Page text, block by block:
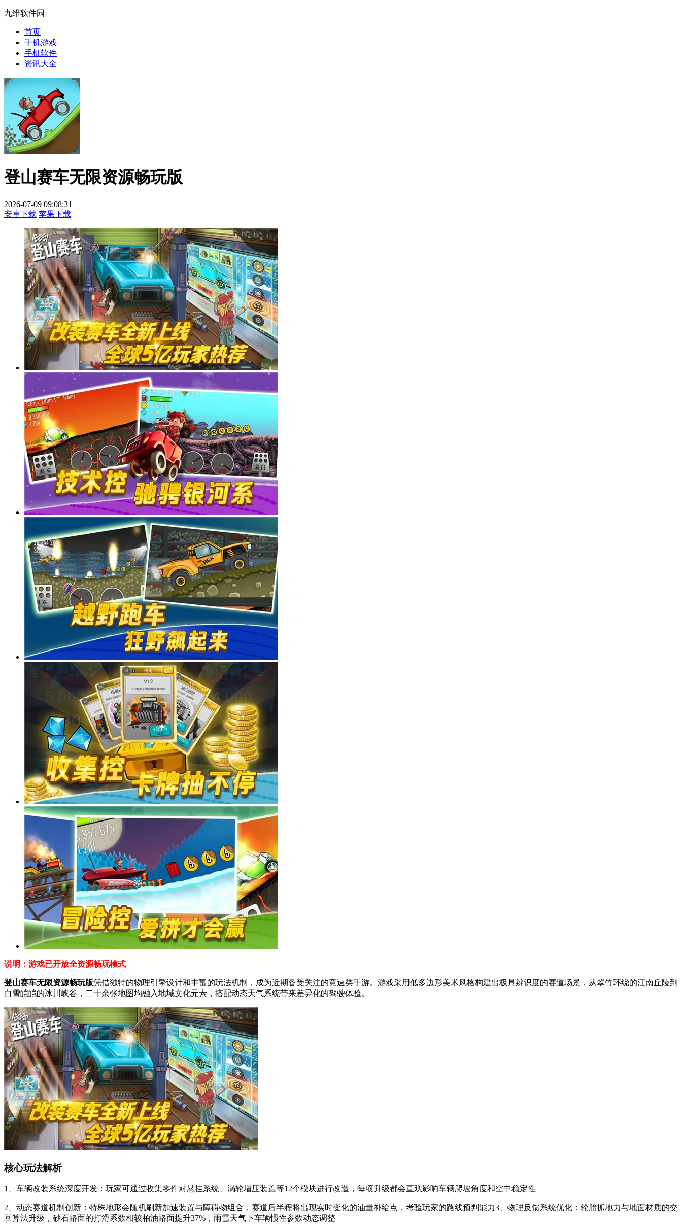
九维软件园
首页
手机游戏
手机软件
资讯大全
登山赛车无限资源畅玩版
2026-07-09 09:08:31
安卓下载 苹果下载
说明：游戏已开放全资源畅玩模式
登山赛车无限资源畅玩版凭借独特的物理引擎设计和丰富的玩法机制，成为近期备受关注的竞速类手游。游戏采用低多边形美术风格构建出极具辨识度的赛道场景，从翠竹环绕的江南丘陵到
白雪皑皑的冰川峡谷，二十余张地图均融入地域文化元素，搭配动态天气系统带来差异化的驾驶体验。
核心玩法解析
1、车辆改装系统深度开发：玩家可通过收集零件对悬挂系统、涡轮增压装置等12个模块进行改造，每项升级都会直观影响车辆爬坡角度和空中稳定性
2、动态赛道机制创新：特殊地形会随机刷新加速装置与障碍物组合，赛道后半程将出现实时变化的油量补给点，考验玩家的路线预判能力3、物理反馈系统优化：轮胎抓地力与地面材质的交
互算法升级，砂石路面的打滑系数相较柏油路面提升37%，雨雪天气下车辆惯性参数动态调整